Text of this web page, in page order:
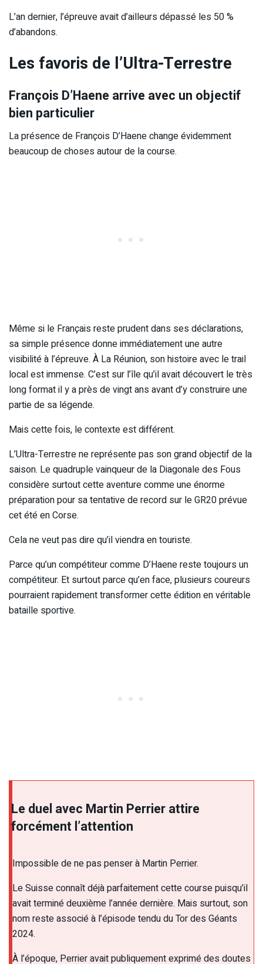
L’an dernier, l’épreuve avait d’ailleurs dépassé les 50 %
d’abandons.
Les favoris de l’Ultra-Terrestre
François D’Haene arrive avec un objectif
bien particulier
La présence de François D’Haene change évidemment
beaucoup de choses autour de la course.
Même si le Français reste prudent dans ses déclarations,
sa simple présence donne immédiatement une autre
visibilité à l’épreuve. À La Réunion, son histoire avec le trail
local est immense. C’est sur l’île qu’il avait découvert le très
long format il y a près de vingt ans avant d’y construire une
partie de sa légende.
Mais cette fois, le contexte est différent.
L’Ultra-Terrestre ne représente pas son grand objectif de la
saison. Le quadruple vainqueur de la Diagonale des Fous
considère surtout cette aventure comme une énorme
préparation pour sa tentative de record sur le GR20 prévue
cet été en Corse.
Cela ne veut pas dire qu’il viendra en touriste.
Parce qu’un compétiteur comme D’Haene reste toujours un
compétiteur. Et surtout parce qu’en face, plusieurs coureurs
pourraient rapidement transformer cette édition en véritable
bataille sportive.
Le duel avec Martin Perrier attire
forcément l’attention
Impossible de ne pas penser à Martin Perrier.
Le Suisse connaît déjà parfaitement cette course puisqu’il
avait terminé deuxième l’année dernière. Mais surtout, son
nom reste associé à l’épisode tendu du Tor des Géants
2024.
À l’époque, Perrier avait publiquement exprimé des doutes